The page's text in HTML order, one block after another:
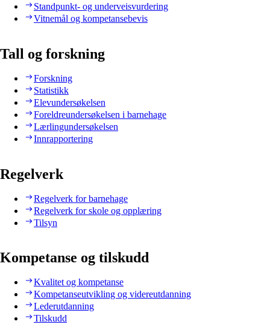
Standpunkt- og underveisvurdering
Vitnemål og kompetansebevis
Tall og forskning
Forskning
Statistikk
Elevundersøkelsen
Foreldreundersøkelsen i barnehage
Lærlingundersøkelsen
Innrapportering
Regelverk
Regelverk for barnehage
Regelverk for skole og opplæring
Tilsyn
Kompetanse og tilskudd
Kvalitet og kompetanse
Kompetanseutvikling og videreutdanning
Lederutdanning
Tilskudd